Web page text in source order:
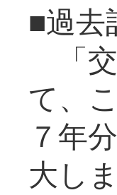
■過
「
て、
７年
大